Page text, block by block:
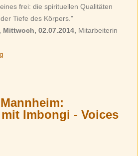
frei: die spirituellen Qualitäten
Tiefe des Körpers."
02.07.2014, Mitarbeiterin
Imbongi - Voices